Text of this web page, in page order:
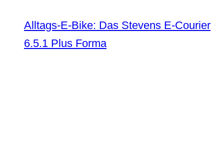
Alltags-E-Bike: Das Stevens E-Courier
6.5.1 Plus Forma